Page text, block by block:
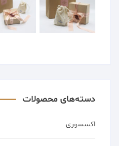
دسته‌های محصولات
اکسسوری